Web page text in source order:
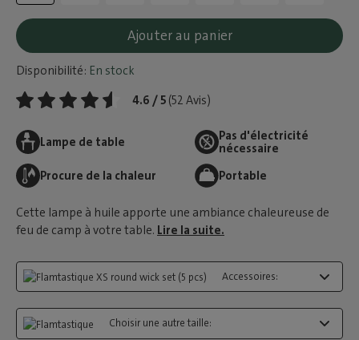
Ajouter au panier
Disponibilité: En stock
4.6 / 5 (52 Avis)
Lampe de table
Pas d'électricité
nécessaire
Procure de la chaleur
Portable
Cette lampe à huile apporte une ambiance chaleureuse de
feu de camp à votre table. Lire la suite.
Accessoires:
Choisir une autre taille: